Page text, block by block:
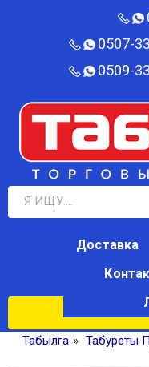
0507-
0509-
Доставка
Табылга » Табуреты